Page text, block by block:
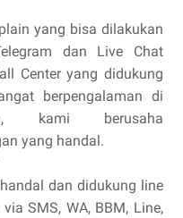
yang bisa dilakukan
dan Live Chat
Center yang didukung
berpengalaman di
kami berusaha
yang handal.
dan didukung line
SMS, WA, BBM, Line,